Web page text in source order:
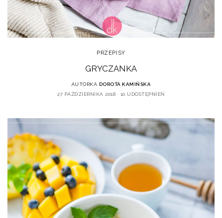
PRZEPISY
GRYCZANKA
AUTORKA DOROTA KAMIŃSKA
27 PAŹDZIERNIKA 2018
10 UDOSTĘPNIEŃ